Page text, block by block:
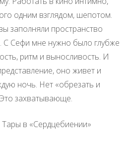
одним взглядом, шепотом.
заполняли пространство
С Сефи мне нужно было глубже
ритм и выносливость. И
оно живет и
ночь. Нет «обрезать и
захватывающе.
в «Сердцебиении»